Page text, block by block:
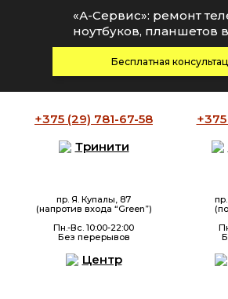
+375 (29) 781-67-58
Тринити
пр. Я. Купалы, 87
(напротив входа “Green”)
Пн.-Вс. 10:00-22:00
Без перерывов
Центр
«А-Сервис»: ремонт
ноутбуков, планшетов
Бесплатная